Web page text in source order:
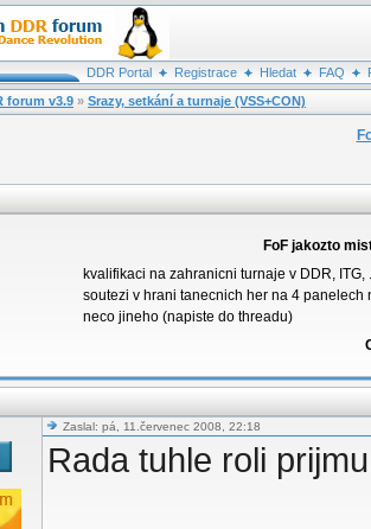
DDR Portal Registrace Hledat FAQ
forum v3.9 » Srazy, setkání a turnaje (VSS+CON)
FoF jakozto
kvalifikaci na zahranicni turnaje v DDR, ITG,
soutezi v hrani tanecnich her na 4 panelech
neco jineho (napiste do threadu)
Zaslal: pá, 11.červenec 2008, 22:18
Rada tuhle roli